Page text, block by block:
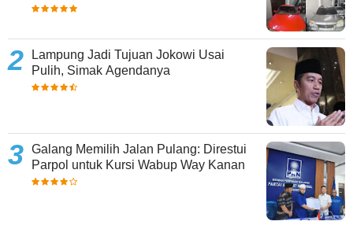
Lampung Jadi Tujuan Jokowi Usai
Pulih, Simak Agendanya
Galang Memilih Jalan Pulang: Direstui
Parpol untuk Kursi Wabup Way Kanan